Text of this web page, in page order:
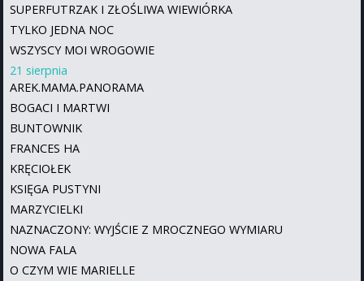
SUPERFUTRZAK I ZŁOŚLIWA WIEWIÓRKA
TYLKO JEDNA NOC
WSZYSCY MOI WROGOWIE
21 sierpnia
AREK.MAMA.PANORAMA
BOGACI I MARTWI
BUNTOWNIK
FRANCES HA
KRĘCIOŁEK
KSIĘGA PUSTYNI
MARZYCIELKI
NAZNACZONY: WYJŚCIE Z MROCZNEGO WYMIARU
NOWA FALA
O CZYM WIE MARIELLE